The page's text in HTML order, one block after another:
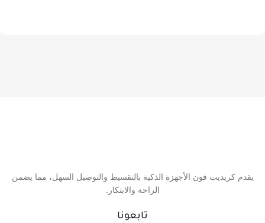
يقدم كريديت فون الأجهزة الذكية بالتقسيط والتوصيل السهل، مما يضمن
الراحة والابتكار.
تابعونا